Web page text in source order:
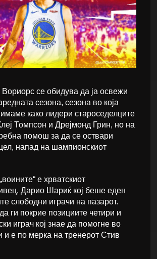
Вориорс се обидува да ја освежи
сезона, сезона во која
како лидери староседелците
Томпсон и Дрејмонд Грин, но на
помош за да се оствари
напад на шампионскиот
е хрватскиот
Дарио Шариќ кој беше еден
слободни играчи на пазарот.
ги покрие позициите четири и
играч кој знае да помогне во
и е по мерка на тренерот Стив